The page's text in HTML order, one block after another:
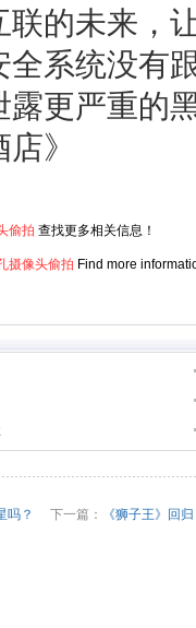
的未来，
系统没有
更严重的
》
偷拍 查找更多相关信息！
摄像头偷拍 Find more
吗？ 下一篇： 《狮子王》回